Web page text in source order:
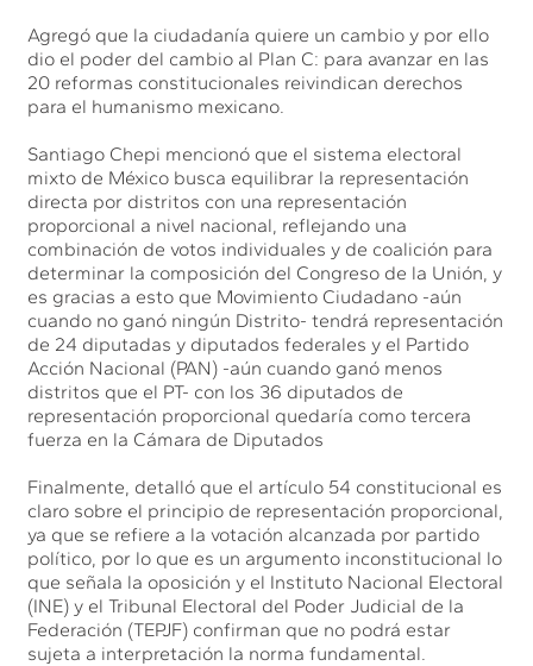
Agregó que la ciudadanía quiere un cambio y por ello
dio el poder del cambio al Plan C: para avanzar en las
20 reformas constitucionales reivindican derechos
para el humanismo mexicano.
Santiago Chepi mencionó que el sistema electoral
mixto de México busca equilibrar la representación
directa por distritos con una representación
proporcional a nivel nacional, reflejando una
combinación de votos individuales y de coalición para
determinar la composición del Congreso de la Unión, y
es gracias a esto que Movimiento Ciudadano -aún
cuando no ganó ningún Distrito- tendrá representación
de 24 diputadas y diputados federales y el Partido
Acción Nacional (PAN) -aún cuando ganó menos
distritos que el PT- con los 36 diputados de
representación proporcional quedaría como tercera
fuerza en la Cámara de Diputados
Finalmente, detalló que el artículo 54 constitucional es
claro sobre el principio de representación proporcional,
ya que se refiere a la votación alcanzada por partido
político, por lo que es un argumento inconstitucional lo
que señala la oposición y el Instituto Nacional Electoral
(INE) y el Tribunal Electoral del Poder Judicial de la
Federación (TEPJF) confirman que no podrá estar
sujeta a interpretación la norma fundamental.